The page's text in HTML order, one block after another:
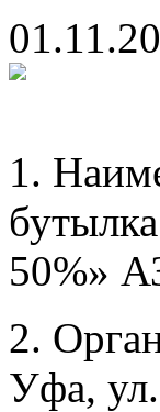
1.
50%»
2.
Уфа, ул.